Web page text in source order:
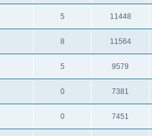
5 11448
8 11564
5 9579
0 7381
0 7451